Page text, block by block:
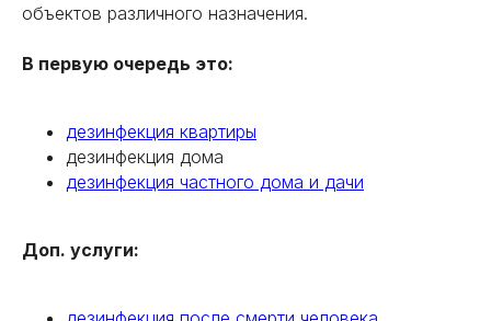
объектов различного назначения.
В первую очередь это:
дезинфекция квартиры
дезинфекция дома
дезинфекция частного дома и дачи
Доп. услуги: